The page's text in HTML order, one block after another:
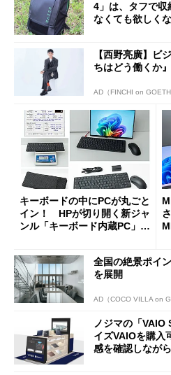
4」は、タフで
なくても欲しく
【西野亮廣】
ちはどう働くか』
AD（FINCHI on
キーボードの中にPCが丸ごと
イン！ HPが切り開く新ジャ
ンル「キーボード内蔵PC」の
全国の絶景ポイ
を展開
AD（COCO VILLA on
ノジマの「
イズVAIOを購
感を確認しなが